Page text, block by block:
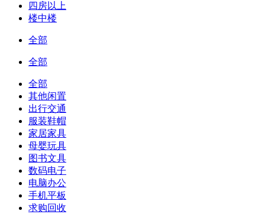
四房以上
楼中楼
全部
全部
全部
其他闲置
出行交通
服装鞋帽
家居家具
母婴玩具
图书文具
数码电子
电脑办公
手机平板
求购回收